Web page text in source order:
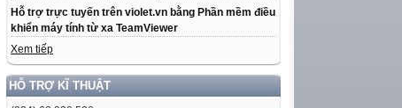
Hỗ trợ trực tuyến trên violet.vn bằng Phần mềm điều
khiển máy tính từ xa TeamViewer
Xem tiếp
HỖ TRỢ KĨ THUẬT